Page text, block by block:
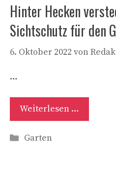
Hinter Hecken
Sichtschutz für den
6. Oktober 2022 von
…
Weiterlesen …
Kategorien
Garten